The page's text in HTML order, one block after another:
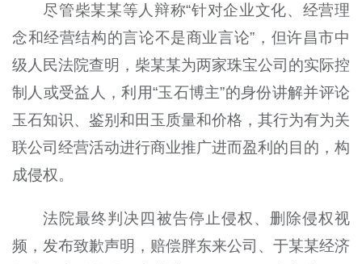
尽管柴某某等人辩称“针对企业文化、经营理
念和经营结构的言论不是商业言论”，但许昌市中
级人民法院查明，柴某某为两家珠宝公司的实际控
制人或受益人，利用“玉石博主”的身份讲解并评论
玉石知识、鉴别和田玉质量和价格，其行为有为关
联公司经营活动进行商业推广进而盈利的目的，构
成侵权。
法院最终判决四被告停止侵权、删除侵权视
频，发布致歉声明，赔偿胖东来公司、于某某经济